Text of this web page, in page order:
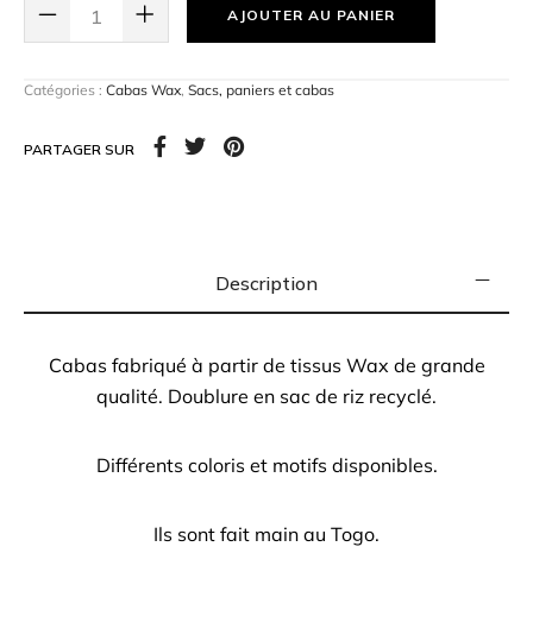
Ils sont fait main au Togo.AJOUTER AU PANIER
Catégories : Cabas Wax, Sacs, paniers et cabas
PARTAGER SUR
Description
Cabas fabriqué à partir de tissus Wax de grande
qualité. Doublure en sac de riz recyclé.
Différents coloris et motifs disponibles.
Ils sont fait main au Togo.